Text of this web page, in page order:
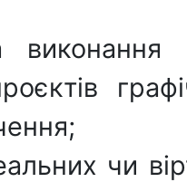
виконання
чи